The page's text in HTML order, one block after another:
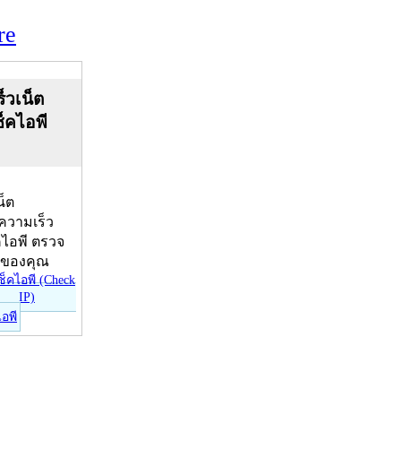
วเน็ต
คไอพี
ต
วามเร็ว
อพี ตรวจ
ของคุณ
อพี